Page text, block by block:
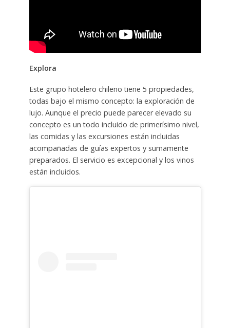
Explora
Este grupo hotelero chileno tiene 5 propiedades,
todas bajo el mismo concepto: la exploración de
lujo. Aunque el precio puede parecer elevado su
concepto es un todo incluido de primerísimo nivel,
las comidas y las excursiones están incluidas
acompañadas de guías expertos y sumamente
preparados. El servicio es excepcional y los vinos
están incluidos.